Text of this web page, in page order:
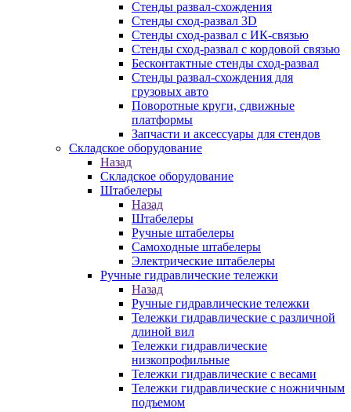
Стенды развал-схождения
Стенды сход-развал 3D
Стенды сход-развал с ИК-связью
Стенды сход-развал с кордовой связью
Бесконтактные стенды сход-развал
Стенды развал-схождения для
грузовых авто
Поворотные круги, сдвижные
платформы
Запчасти и аксессуары для стендов
Складское оборудование
Назад
Складское оборудование
Штабелеры
Назад
Штабелеры
Ручные штабелеры
Самоходные штабелеры
Электрические штабелеры
Ручные гидравлические тележки
Назад
Ручные гидравлические тележки
Тележки гидравлические с различной
длиной вил
Тележки гидравлические
низкопрофильные
Тележки гидравлические с весами
Тележки гидравлические с ножничным
подъемом